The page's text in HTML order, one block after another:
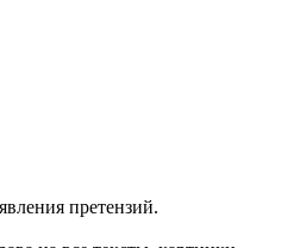
претензий.